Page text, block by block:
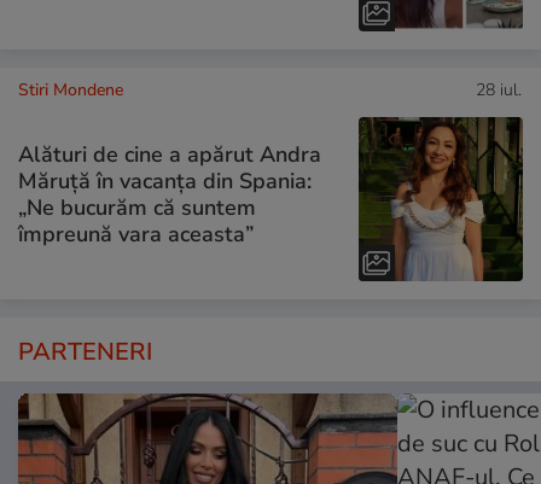
Stiri Mondene 28 iul.
Alături de cine a apărut Andra
Măruță în vacanța din Spania:
„Ne bucurăm că suntem
împreună vara aceasta”
PARTENERI